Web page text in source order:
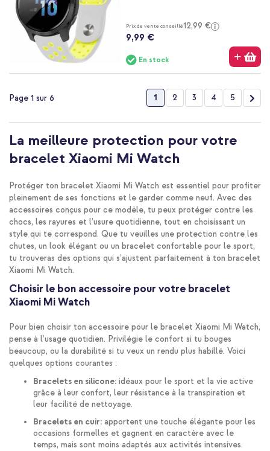
Prix de vente conseillé12,99 €
9,99 €
En stock
Page 1 sur 6 PageVous lisez actuellement la
1 Page
2 Page
3 Page
4 Page
5
La meilleure protection pour votre
bracelet Xiaomi Mi Watch
Protéger ton bracelet Xiaomi Mi Watch est essentiel pour profiter
pleinement de ses fonctions et le garder comme neuf. Avec des
accessoires conçus pour ce modèle, tu peux protéger contre les
chocs, les rayures et l’usure quotidienne, tout en choisissant un
style qui te correspond. Que tu veuilles une protection contre les
chutes, un look élégant ou un bracelet confortable pour le sport,
tu trouveras des options qui s’ajustent parfaitement à ton bracelet
Xiaomi Mi Watch.
Choisir le bon accessoire pour votre bracelet
Xiaomi Mi Watch
Pour bien choisir ton accessoire pour le bracelet Xiaomi Mi Watch,
pense à l’usage quotidien. Privilégie le confort si tu bouges
beaucoup, ou la durabilité si tu veux un rendu plus habillé. Voici
quelques options courantes :
Bracelets en silicone: idéaux pour le sport et la vie active
grâce à leur confort, leur résistance à la transpiration et
leur facilité de nettoyage.
Bracelets en cuir: apportent une touche élégante pour les
occasions formelles et gagnent en caractère avec le
temps, mais sont moins adaptés aux activités intensives.